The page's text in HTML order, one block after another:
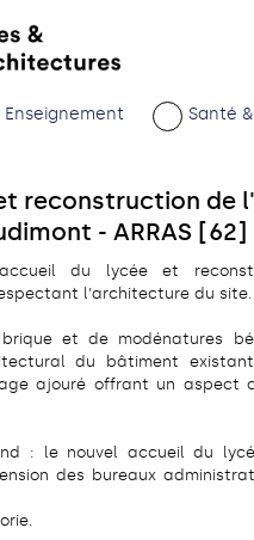
Enseignement Santé
reconstruction de
- ARRAS [62]
du lycée et
l'architecture du site.
et de modénatures
du bâtiment
ajouré offrant un aspect
: le nouvel accueil du
des bureaux